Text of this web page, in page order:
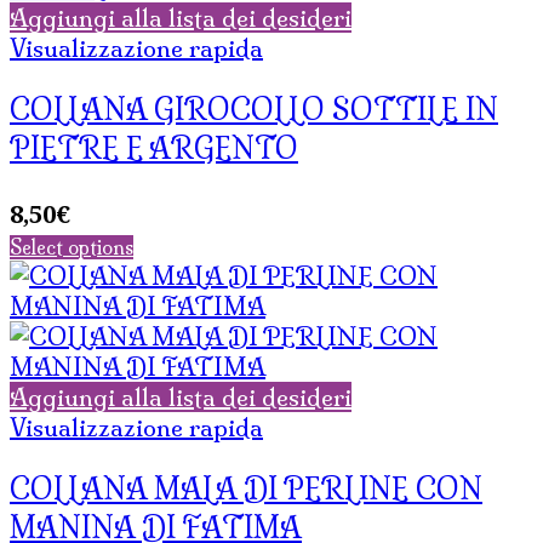
Aggiungi alla lista dei desideri
Visualizzazione rapida
COLLANA GIROCOLLO SOTTILE IN
PIETRE E ARGENTO
8,50€
Select options
Aggiungi alla lista dei desideri
Visualizzazione rapida
COLLANA MALA DI PERLINE CON
MANINA DI FATIMA